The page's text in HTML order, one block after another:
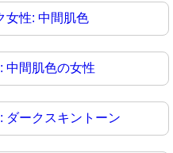
女性: 中間肌色
中間肌色の女性
ダークスキントーン